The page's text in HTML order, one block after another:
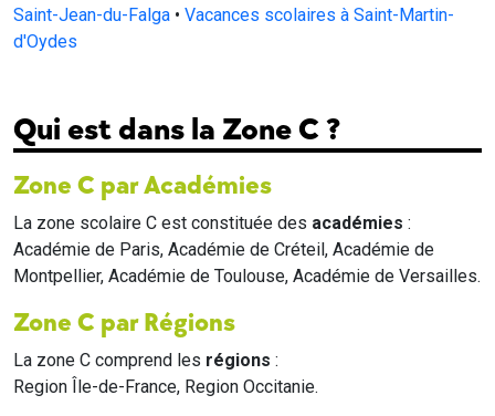
Saint-Jean-du-Falga • Vacances scolaires à Saint-Martin-
d'Oydes
Qui est dans la Zone C ?
Zone C par Académies
La zone scolaire C est constituée des académies :
Académie de Paris, Académie de Créteil, Académie de
Montpellier, Académie de Toulouse, Académie de Versailles.
Zone C par Régions
La zone C comprend les régions :
Region Île-de-France, Region Occitanie.